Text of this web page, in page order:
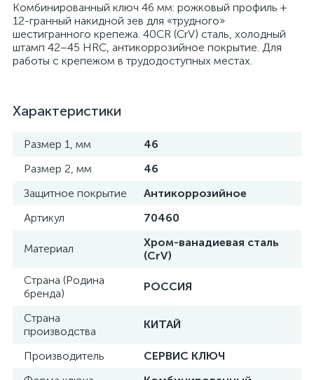
Комбинированный ключ 46 мм: рожковый профиль +
12-гранный накидной зев для «трудного»
шестигранного крепежа. 40CR (CrV) сталь, холодный
штамп 42–45 HRC, антикоррозийное покрытие. Для
работы с крепежом в трудодоступных местах.
Характеристики
Размер 1, мм
46
Размер 2, мм
46
Защитное покрытие
Антикоррозийное
Артикул
70460
Материал
Хром-ванадиевая сталь
(CrV)
Страна (Родина
бренда)
РОССИЯ
Страна
производства
КИТАЙ
Производитель
СЕРВИС КЛЮЧ